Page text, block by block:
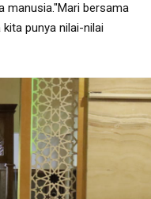
manusia."Mari bersama
punya nilai-nilai